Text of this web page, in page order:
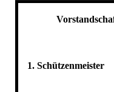
1. Schützenmeister